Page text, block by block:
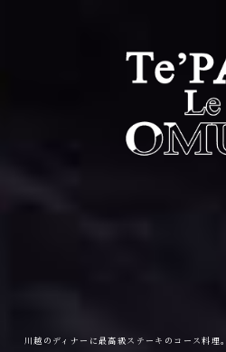
川越のディナーに最高級ステーキのコース料理